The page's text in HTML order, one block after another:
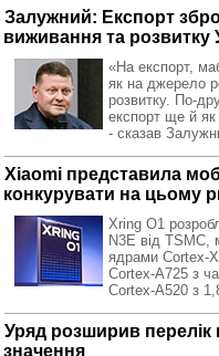
Залужний: Експорт
виживання та розвитку
«На експорт,
як на джерело
розвитку. По-
експорт ще й як
- сказав
Xiaomi представила
конкурувати на цьому
Xring O1
N3E від TSMC,
ядрами Cortex-
Cortex-A725 з
Cortex-A520 з
Уряд розширив
значення